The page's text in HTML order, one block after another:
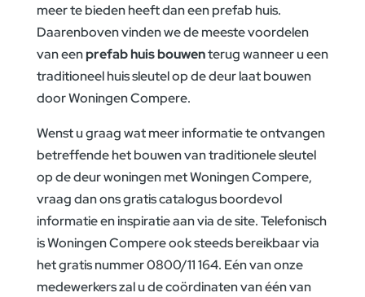
meer te bieden heeft dan een prefab huis.
Daarenboven vinden we de meeste voordelen
van eenprefab huis bouwenterug wanneer u een
traditioneel huis sleutel op de deur laat bouwen
door Woningen Compere.
Wenst u graag wat meer informatie te ontvangen
betreffende het bouwen van traditionele sleutel
op de deur woningen met Woningen Compere,
vraag dan ons gratis catalogus boordevol
informatie en inspiratie aan via de site. Telefonisch
is Woningen Compere ook steeds bereikbaar via
het gratis nummer 0800/11 164. Eén van onze
medewerkers zal u de coördinaten van één van